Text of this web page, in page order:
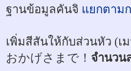
ฐานข้อมูลคันจิ แยกตาม
เพิ่มสีสันให้กับส่วนหัว (เม
おかげさまで！ จำนวน